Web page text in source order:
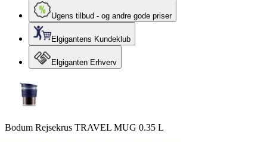
Ugens tilbud - og andre gode priser
Elgigantens Kundeklub
Elgiganten Erhverv
Bodum Rejsekrus TRAVEL MUG 0.35 L